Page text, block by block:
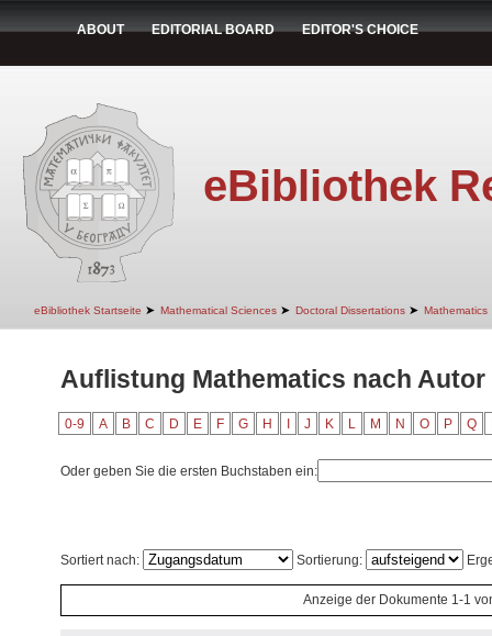
ABOUT EDITORIAL BOARD EDITOR'S CHOICE
eBibliothek
eBibliothek Startseite ➤ Mathematical Sciences ➤ Doctoral Dissertations ➤ Mathematics
Auflistung Mathematics nach
0-9 A B C D E F G H J K L M N O P Q
Oder geben Sie die ersten Buchstaben ein:
Sortiert nach: Sortierung:
Anzeige der Dokumente 1-1